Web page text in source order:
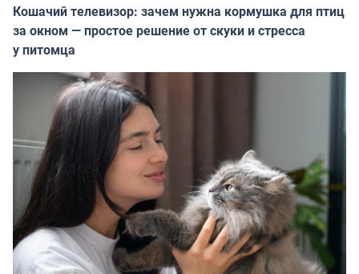
Кошачий телевизор: зачем нужна кормушка для птиц
за окном — простое решение от скуки и стресса
у питомца